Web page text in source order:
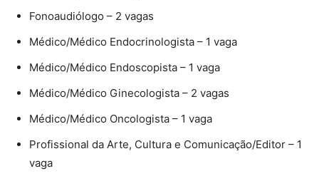
Fonoaudiólogo – 2 vagas
Médico/Médico Endocrinologista – 1 vaga
Médico/Médico Endoscopista – 1 vaga
Médico/Médico Ginecologista – 2 vagas
Médico/Médico Oncologista – 1 vaga
Profissional da Arte, Cultura e Comunicação/Editor – 1
vaga